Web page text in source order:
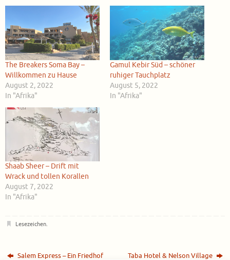
The Breakers Soma Bay –
Willkommen zu Hause
August 2, 2022
In "Afrika"
Gamul Kebir Süd – schöner
ruhiger Tauchplatz
August 5, 2022
In "Afrika"
Shaab Sheer – Drift mit
Wrack und tollen Korallen
August 7, 2022
In "Afrika"
Lesezeichen.
Salem Express – Ein Friedhof Taba Hotel & Nelson Village